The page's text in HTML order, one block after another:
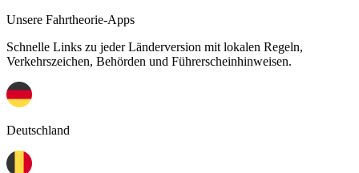
Unsere Fahrtheorie-Apps
Schnelle Links zu jeder Länderversion mit lokalen Regeln,
Verkehrszeichen, Behörden und Führerscheinhinweisen.
Deutschland